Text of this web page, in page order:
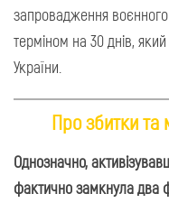
запровадження воєнного
терміном на 30 днів,
України.
Про збитки та
Однозначно,
фактично замкнула два